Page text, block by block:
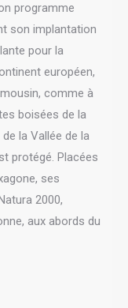
programme
son implantation
pour la
européen,
comme à
boisées de la
la Vallée de la
protégé. Placées
ses
2000,
aux abords du